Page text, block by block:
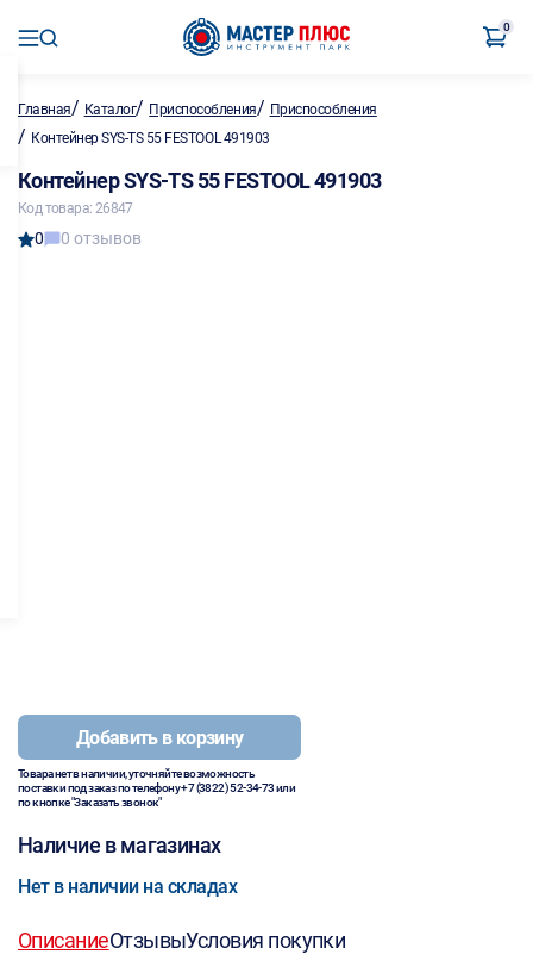
0
Главная/ Каталог/ Приспособления/ Приспособления
/ Контейнер SYS-TS 55 FESTOOL 491903
Контейнер SYS-TS 55 FESTOOL 491903
Код товара: 26847
0 0 отзывов
Добавить в корзину
Товара нет в наличии, уточняйте возможность
поставки под заказ по телефону+7 (3822) 52-34-73или
по кнопке "Заказать звонок"
Наличие в магазинах
Нет в наличии на складах
ОписаниеОтзывыУсловия покупки